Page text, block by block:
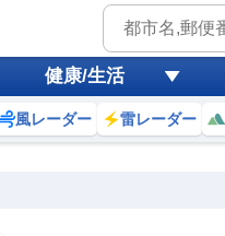
健康/生活
風レーダー 雷レーダー